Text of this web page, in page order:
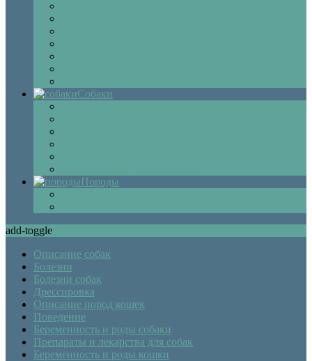
Собаки
Породы
add-toggle
Описание собак
Болезни
Болезни собак
Дрессировка
Описание пород кошек
Поведение
Беременность и роды собаки
Препараты и лекарства для собак
Беременность и роды кошки